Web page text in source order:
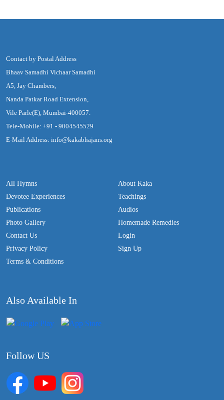
Contact by Postal Address
Bhaav Samadhi Vichaar Samadhi
A5, Jay Chambers,
Nanda Patkar Road Extension,
Vile Parle(E), Mumbai-400057.
Tele-Mobile: +91 - 9004545529
E-Mail Address: info@kakabhajans.org
All Hymns
Devotee Experiences
Publications
Photo Gallery
Contact Us
Privacy Policy
Terms & Conditions
About Kaka
Teachings
Audios
Homemade Remedies
Login
Sign Up
Also Available In
Follow US